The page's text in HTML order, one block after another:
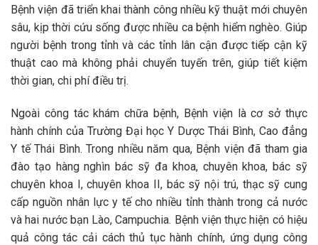
Bệnh viện đã triển khai thành công nhiều kỹ thuật mới chuyên
sâu, kịp thời cứu sống được nhiều ca bệnh hiểm nghèo. Giúp
người bệnh trong tỉnh và các tỉnh lân cận được tiếp cận kỹ
thuật cao mà không phải chuyển tuyến trên, giúp tiết kiệm
thời gian, chi phí điều trị.
Ngoài công tác khám chữa bệnh, Bệnh viện là cơ sở thực
hành chính của Trường Đại học Y Dược Thái Bình, Cao đẳng
Y tế Thái Bình. Trong nhiều năm qua, Bệnh viện đã tham gia
đào tạo hàng nghìn bác sỹ đa khoa, chuyên khoa, bác sỹ
chuyên khoa I, chuyên khoa II, bác sỹ nội trú, thạc sỹ cung
cấp nguồn nhân lực y tế cho nhiều tỉnh thành trong cả nước
và hai nước bạn Lào, Campuchia. Bệnh viện thực hiện có hiệu
quả công tác cải cách thủ tục hành chính, ứng dụng công